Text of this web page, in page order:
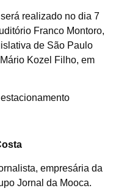
será realizado no dia 7
Franco Montoro,
de São Paulo
Kozel Filho, em
empresária da
Jornal da Mooca.